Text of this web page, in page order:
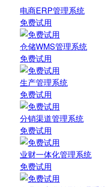
电商ERP管理系统
免费试用
仓储WMS管理系统
免费试用
生产管理系统
免费试用
分销渠道管理系统
免费试用
业财一体化管理系统
免费试用